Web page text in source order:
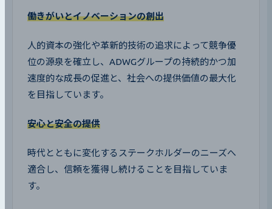
働きがいとイノベーションの創出
人的資本の強化や革新的技術の追求によって競争優
位の源泉を確立し、ADWGグループの持続的かつ加
速度的な成長の促進と、社会への提供価値の最大化
を目指しています。
安心と安全の提供
時代とともに変化するステークホルダーのニーズへ
適合し、信頼を獲得し続けることを目指していま
す。